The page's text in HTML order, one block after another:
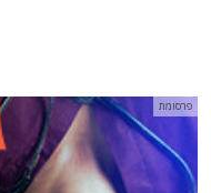
פרסומת